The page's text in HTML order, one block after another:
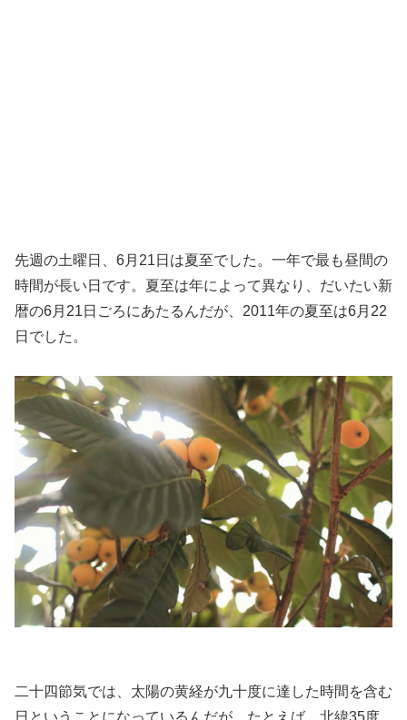
先週の土曜日、6月21日は夏至でした。一年で最も昼間の
時間が長い日です。夏至は年によって異なり、だいたい新
暦の6月21日ごろにあたるんだが、2011年の夏至は6月22
日でした。
二十四節気では、太陽の黄経が九十度に達した時間を含む
日ということになっているんだが、たとえば、北緯35度